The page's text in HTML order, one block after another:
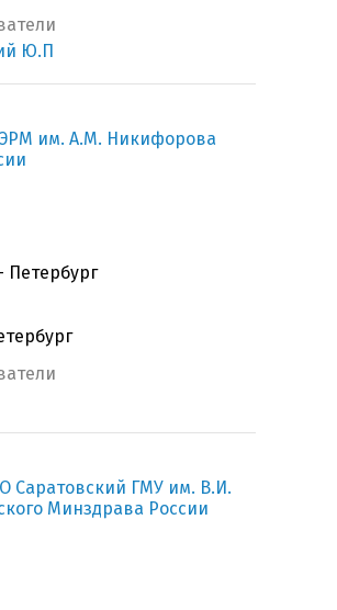
Ю.П
им. А.М. Никифорова
Петербург
Саратовский ГМУ им. В.И.
Минздрава России